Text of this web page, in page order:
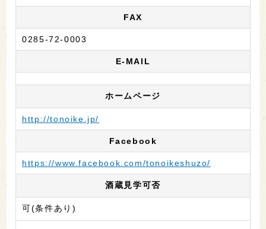
FAX
0285-72-0003
E-MAIL
ホームページ
http://tonoike.jp/
Facebook
https://www.facebook.com/tonoikeshuzo/
酒蔵見学可否
可(条件あり)